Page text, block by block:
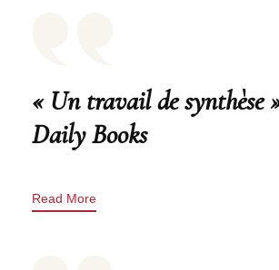
« Un travail de synthèse
Daily Books
Read More